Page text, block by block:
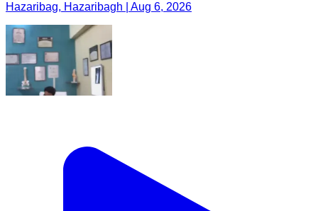
Hazaribag, Hazaribagh | Aug 6, 2026